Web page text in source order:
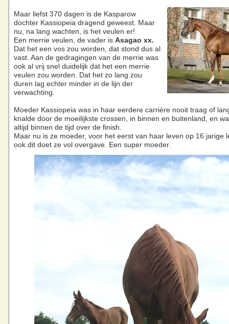
Maar liefst 370 dagen is de Kasparow
dochter Kassiopeia dragend geweest. Maar
nu, na lang wachten, is het veulen er!
Een merrie veulen, de vader is Asagao xx.
Dat het een vos zou worden, dat stond dus al
vast. Aan de gedragingen van de merrie was
ook al vrij snel duidelijk dat het een merrie
veulen zou worden. Dat het zo lang zou
duren lag echter minder in de lijn der
verwachting.
Moeder Kassiopeia was in haar eerdere carrière nooit traag of
knalde door de moeilijkste crossen, in binnen en buitenland, en
altijd binnen de tijd over de finish.
Maar nu is ze moeder, voor het eerst van haar leven op 16 jarige
ook dit doet ze vol overgave. Een super moeder.